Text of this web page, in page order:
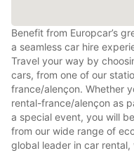
Benefit from Europcar’s
a seamless car hire
Travel your way by
cars, from one of our
france/alençon. Whether
rental-france/alençon as
a special event, you will
from our wide range of
global leader in car